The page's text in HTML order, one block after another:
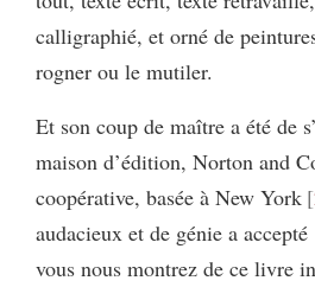
calligraphié, et orné de
rogner ou le mutiler.
Et son coup de maître a été de
maison d’édition, Norton and
coopérative, basée à New York
audacieux et de génie a
vous nous montrez de ce livre